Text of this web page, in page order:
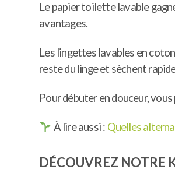
Le papier toilette lavable
avantages.
Les lingettes lavables en
reste du linge et sèchent
Pour débuter en douceur,
À lire aussi : Quelles
DÉCOUVREZ NOTRE